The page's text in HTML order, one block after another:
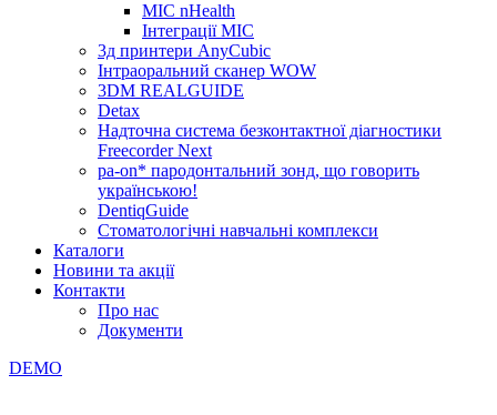
МІС nHealth
Інтеграції МІС
3д принтери AnyCubic
Інтраоральний сканер WOW
3DM REALGUIDE
Detax
Надточна система безконтактної діагностики
Freecorder Next
pa-on* пародонтальний зонд, що говорить
українською!
DentiqGuide
Стоматологічні навчальні комплекси
Каталоги
Новини та акції
Контакти
Про нас
Документи
DEMO